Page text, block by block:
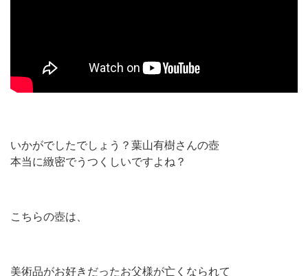
いかがでしたでしょう？葉山有樹さんの壺
本当に緻密でうつくしいですよね？
こちらの壺は、
美術品がお好きだったお父様が亡くなられて